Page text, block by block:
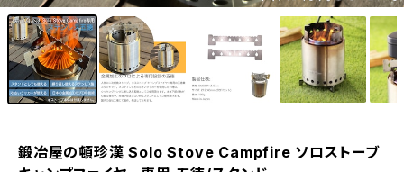
鍛冶屋の頓珍漢 Solo Stove Campfire ソロストーブ